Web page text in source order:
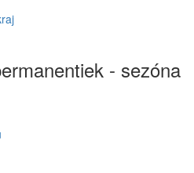
- sezóna